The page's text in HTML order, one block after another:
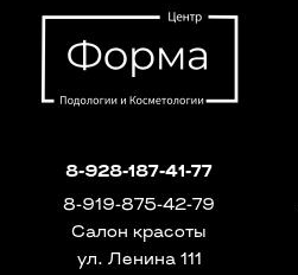
8-928-187-41-77
8-919-875-42-79
Салон красоты
ул. Ленина 111